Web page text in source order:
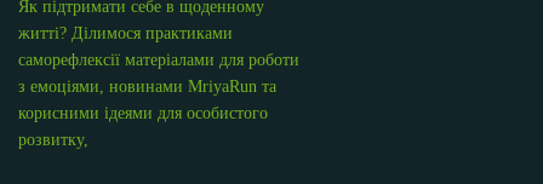
Як підтримати себе в щоденному
житті? Ділимося практиками
саморефлексії матеріалами для роботи
з емоціями, новинами MriyaRun та
корисними ідеями для особистого
розвитку,